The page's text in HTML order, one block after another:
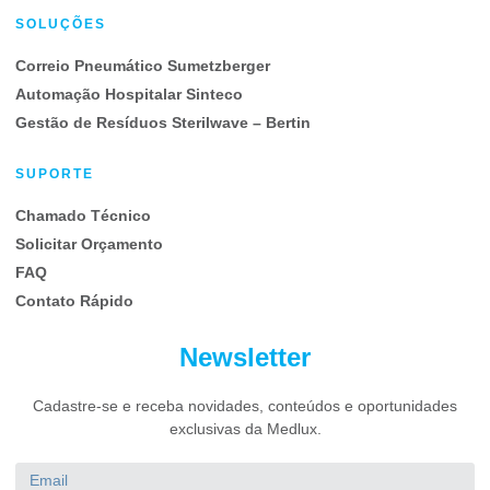
SOLUÇÕES
Correio Pneumático Sumetzberger
Automação Hospitalar Sinteco
Gestão de Resíduos Sterilwave – Bertin
SUPORTE
Chamado Técnico
Solicitar Orçamento
FAQ
Contato Rápido
Newsletter
Cadastre-se e receba novidades, conteúdos e oportunidades
exclusivas da Medlux.